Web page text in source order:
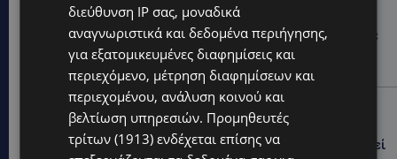
UPDATES
ΚΑΤΑΓΓΕΛΙΑ: Για άνδρα που φέρεται να παρενοχλούσε
γυναίκες στο Δασούδι – Σε εξέλιξη οι αστυνομικές
έρευνες
UPDATES
ΛΕΥΚΩΣΙΑ: Γιατί ένας 16χρονος φέρεται να έβαλε
φωτιά σε ιστορική μπυραρία – Η Αστυνομία αναζητεί
διεύθυνση IP σας, μοναδικά
αναγνωριστικά και δεδομένα περιήγησης,
για εξατομικευμένες διαφημίσεις και
περιεχόμενο, μέτρηση διαφημίσεων και
περιεχομένου, ανάλυση κοινού και
βελτίωση υπηρεσιών. Προμηθευτές
τρίτων (1913) ενδέχεται επίσης να